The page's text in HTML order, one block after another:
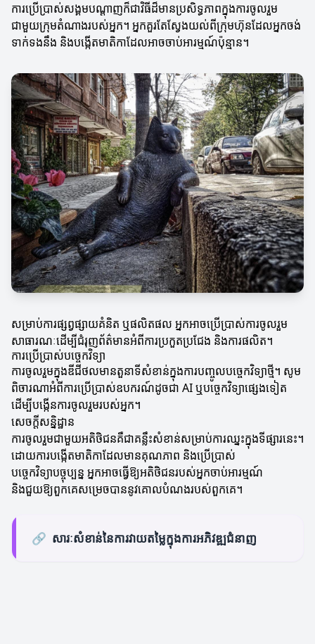
ការប្រើប្រាស់សង្គមបណ្ដាញក៏ជាវិធីដ៏មានប្រសិទ្ធភាពក្នុងការចូលរួម
ជាមួយក្រុមតំណាងរបស់អ្នក។ អ្នកគួរតែស្វែងយល់ពីក្រុមហ៊ុនដែលអ្នកចង់
ទាក់ទងនឹង និងបង្កើតមាតិកាដែលអាចចាប់អារម្មណ៍ប៉ុន្មាន។
សម្រាប់ការផ្សព្វផ្សាយគំនិត ឬផលិតផល អ្នកអាចប្រើប្រាស់ការចូលរួម
សាធារណៈដើម្បីជំរុញព័ត៌មានអំពីការប្រកួតប្រជែង និងការផលិត។
ការប្រើប្រាស់បច្ចេកវិទ្យា
ការចូលរួមក្នុងឌីជីថលមានតួនាទីសំខាន់ក្នុងការបញ្ចូលបច្ចេកវិទ្យាថ្មី។ សូម
ពិចារណាអំពីការប្រើប្រាស់ឧបករណ៍ដូចជា AI ឬបច្ចេកវិទ្យាផ្សេងទៀត
ដើម្បីបង្កើនការចូលរួមរបស់អ្នក។
សេចក្ដីសន្និដ្ឋាន
ការចូលរួមជាមួយអតិថិជនគឺជាគន្លឹះសំខាន់សម្រាប់ការឈ្នះក្នុងទីផ្សារនេះ។
ដោយការបង្កើតមាតិកាដែលមានគុណភាព និងប្រើប្រាស់
បច្ចេកវិទ្យាបច្ចុប្បន្ន អ្នកអាចធ្វើឱ្យអតិថិជនរបស់អ្នកចាប់អារម្មណ៍
និងជួយឱ្យពួកគេសម្រេចបាននូវគោលបំណងរបស់ពួកគេ។
🔗 សារៈសំខាន់នៃការវាយតម្លៃក្នុងការអភិវឌ្ឍជំនាញ